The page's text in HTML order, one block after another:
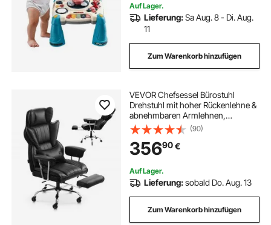
Auf Lager.
Lieferung:Sa Aug. 8 - Di. Aug.
11
Zum Warenkorb hinzufügen
VEVOR Chefsessel Bürostuhl
Drehstuhl mit hoher Rückenlehne &
abnehmbaren Armlehnen,
ergonomischer Schreibtischstuhl
mit hochelastischem
Schaumstoffkissen für Arbeit
Arbeitszimmer Spielen Schwarz
(90)
35690€
Auf Lager.
Lieferung:sobald Do. Aug. 13
Zum Warenkorb hinzufügen